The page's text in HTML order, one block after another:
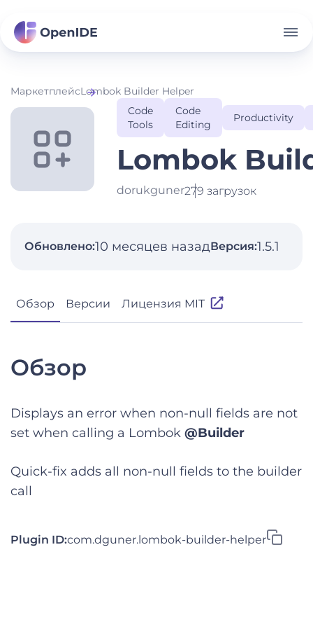
МаркетплейсLombok Builder Helper
Code
Tools
Code
Editing
Productivity
Lombok
dorukguner279 загрузок
Обновлено:10 месяцев назадВерсия:1.5.1
Обзор Версии Лицензия MIT
Обзор
Displays an error when non-null fields are not
set when calling a Lombok @Builder
Quick-fix adds all non-null fields to the builder
call
Plugin ID:com.dguner.lombok-builder-helper